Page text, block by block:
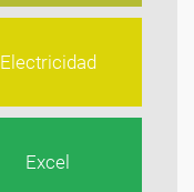
Electricidad
Excel